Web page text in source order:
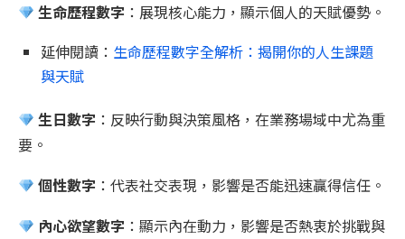
生命歷程數字 ：展現核心能力，顯示個人的天賦優勢。
延伸閱讀： 生命歷程數字全解析：揭開你的人生課題
與天賦
生日數字 ：反映行動與決策風格，在業務場域中尤為重
要。
個性數字 ：代表社交表現，影響是否能迅速贏得信任。
內心欲望數字 ：顯示內在動力，影響是否熱衷於挑戰與